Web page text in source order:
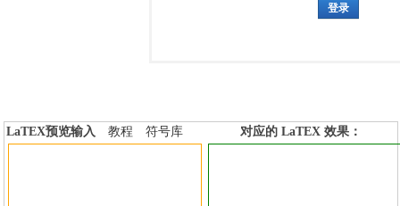
登录
LaTEX预览输入 教程
符号库
对应的 LaTEX 效果：